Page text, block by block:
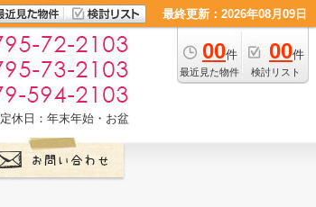
最終更新：2026年08月09日
00件
最近見た物件
00件
検討リスト
定休日：年末年始・お盆